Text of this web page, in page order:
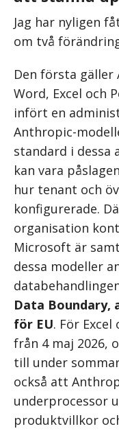
Jag har nyligen
om två
Den första
Word, Excel och
infört en
Anthropic-
standard i dessa
kan vara
hur tenant och
konfigurerade.
organisation
Microsoft är
dessa modeller
Data Boundary,
för EU. För
från 4 maj 2026,
till under
också att
underprocessor
produktvillkor